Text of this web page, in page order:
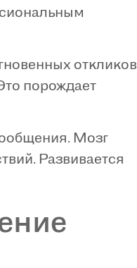
откликов
порождает
Мозг
Развивается